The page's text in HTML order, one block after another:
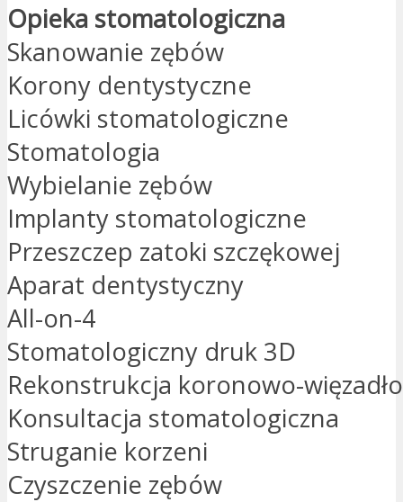
Opieka stomatologiczna
Skanowanie zębów
Korony dentystyczne
Licówki stomatologiczne
Stomatologia
Wybielanie zębów
Implanty stomatologiczne
Przeszczep zatoki szczękowej
Aparat dentystyczny
All-on-4
Stomatologiczny druk 3D
Rekonstrukcja koronowo-
Konsultacja stomatologiczna
Struganie korzeni
Czyszczenie zębów